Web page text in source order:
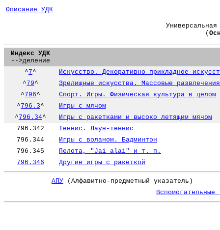
Описание УДК
(
Индекс УДК
-->деление
^7^
Искусство. Декоративно-прикладное
^79^
Зрелищные искусства. Массовые
^796^
Спорт. Игры. Физическая культура в целом
^796.3^
Игры с мячом
^796.34^
Игры с ракетками и высоко летящим мячом
796.342
Теннис. Лаун-теннис
796.344
Игры с воланом. Бадминтон
796.345
Пелота, "Jai alai" и т. п.
796.346
Другие игры с ракеткой
АПУ (Алфавитно-предметный указатель)